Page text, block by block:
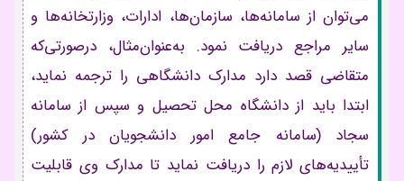
می‌توان از سامانه‌ها، سازمان‌ها، ادارات، وزارتخانه‌ها و
سایر مراجع دریافت نمود. به‌عنوان‌مثال، درصورتی‌که
متقاضی قصد دارد مدارک دانشگاهی را ترجمه نماید،
ابتدا باید از دانشگاه محل تحصیل و سپس از سامانه
سجاد (سامانه جامع امور دانشجویان در کشور)
تأییدیه‌های لازم را دریافت نماید تا مدارک وی قابلیت